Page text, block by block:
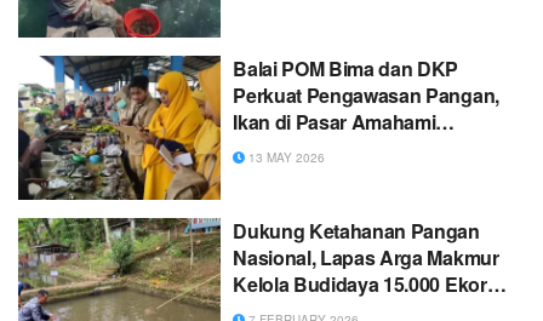
Balai POM Bima dan DKP
Perkuat Pengawasan Pangan,
Ikan di Pasar Amahami
Dipastikan Bebas Formalin
13 MAY 2026
Dukung Ketahanan Pangan
Nasional, Lapas Arga Makmur
Kelola Budidaya 15.000 Ekor
Ikan